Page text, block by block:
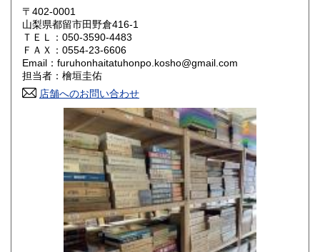
岡山県
山口県 800円
香川県 800円 愛媛県
高知県 800円
800円 長崎県
800円 大分県
800円 鹿児島県
1,500円
〒402-0001
山梨県都留市田野倉416-1
ＴＥＬ：050-3590-4483
ＦＡＸ：0554-23-6606
Email：furuhonhaitatuhonpo.kosho@gmail.com
担当者：檜垣圭佑
店舗へのお問い合わせ